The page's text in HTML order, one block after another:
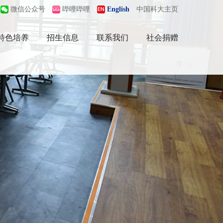
微信公众号 哔哩哔哩 English 中国科大主页
色培养 招生信息 联系我们 社会捐赠